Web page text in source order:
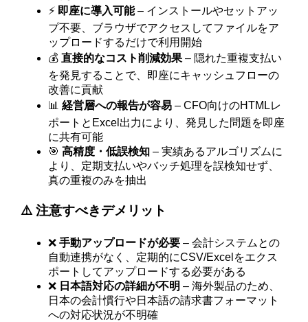
⚡ 即座に導入可能– インストールやセットアッ
プ不要、ブラウザでアクセスしてファイルをア
ップロードするだけで利用開始
💰直接的なコスト削減効果 – 隠れた重複支払い
を発見することで、即座にキャッシュフローの
改善に貢献
📊経営層への報告が容易 – CFO向けのHTMLレ
ポートとExcel出力により、発見した問題を即座
に共有可能
🎯高精度・低誤検知 – 実績あるアルゴリズムに
より、定期支払いやバッチ処理を誤検知せず、
真の重複のみを抽出
⚠️ 注意すべきデメリット
❌手動アップロードが必要 – 会計システムとの
自動連携がなく、定期的にCSV/Excelをエクス
ポートしてアップロードする必要がある
❌ 日本語対応の詳細が不明 – 海外製品のため、
日本の会計慣行や日本語の請求書フォーマット
への対応状況が不明確